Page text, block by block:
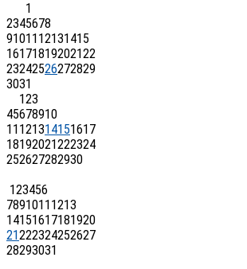
1
2345678
91011 12131415
16171819202122
23242526272829
3031
123
45678910
11 121314151617
18192021222324
252627282930
123456
7891011 1213
14151617181920
21222324252627
28293031